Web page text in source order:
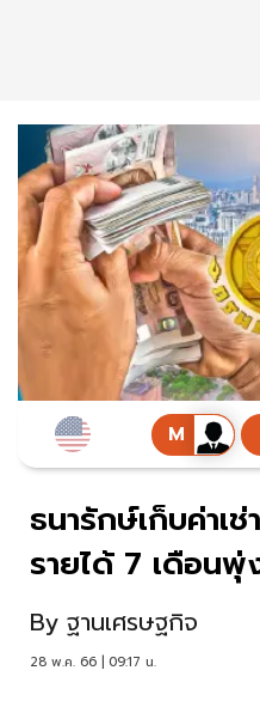
ธนารักษ์เก็บค่าเ
รายได้ 7 เดือน
By ฐานเศรษฐกิจ
28 พ.ค. 66 | 09:17 น.